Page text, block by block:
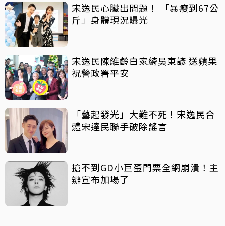
宋逸民心臟出問題！ 「暴瘦到67公
斤」身體現況曝光
宋逸民陳維齡白家綺吳東諺 送蘋果
祝警政署平安
「藝起發光」大難不死！宋逸民合
體宋達民聯手破除謠言
搶不到GD小巨蛋門票全網崩潰！主
辦宣布加場了